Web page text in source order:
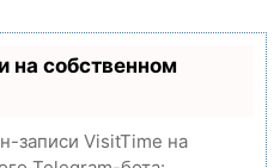
на собственном
записи VisitTime на